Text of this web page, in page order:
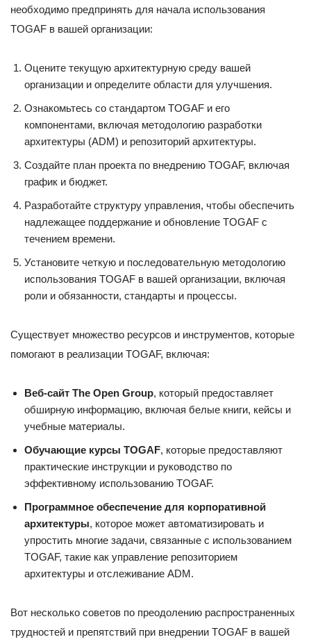
необходимо предпринять для начала использования
TOGAF в вашей организации:
Оцените текущую архитектурную среду вашей
организации и определите области для улучшения.
Ознакомьтесь со стандартом TOGAF и его
компонентами, включая методологию разработки
архитектуры (ADM) и репозиторий архитектуры.
Создайте план проекта по внедрению TOGAF, включая
график и бюджет.
Разработайте структуру управления, чтобы обеспечить
надлежащее поддержание и обновление TOGAF с
течением времени.
Установите четкую и последовательную методологию
использования TOGAF в вашей организации, включая
роли и обязанности, стандарты и процессы.
Существует множество ресурсов и инструментов, которые
помогают в реализации TOGAF, включая:
Веб-сайт The Open Group, который предоставляет
обширную информацию, включая белые книги, кейсы и
учебные материалы.
Обучающие курсы TOGAF, которые предоставляют
практические инструкции и руководство по
эффективному использованию TOGAF.
Программное обеспечение для корпоративной
архитектуры, которое может автоматизировать и
упростить многие задачи, связанные с использованием
TOGAF, такие как управление репозиторием
архитектуры и отслеживание ADM.
Вот несколько советов по преодолению распространенных
трудностей и препятствий при внедрении TOGAF в вашей